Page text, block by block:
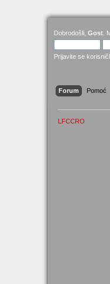
Dobrodošli,Gost .
Prijavite se
Forum Pomoć
LFCCRO